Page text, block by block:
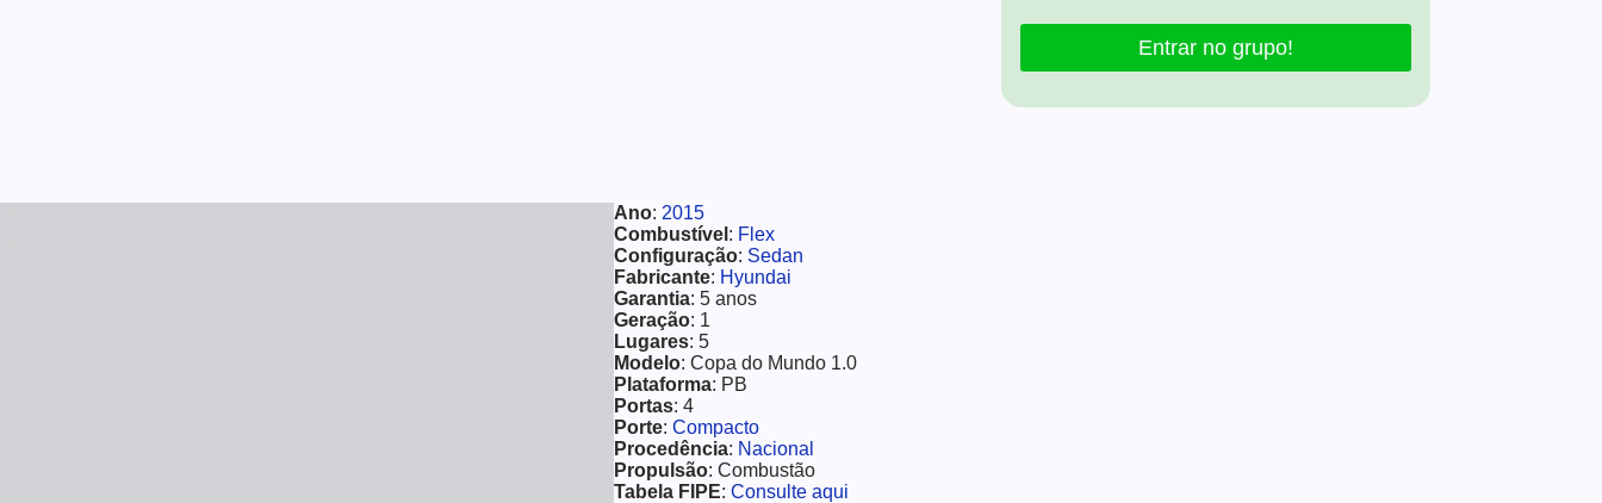
Ano: 2015
Combustível : Flex
Configuração: Sedan
Fabricante: Hyundai
Garantia: 5 anos
Geração: 1
Lugares: 5
Modelo: Copa do Mundo 1.0
Plataforma: PB
Portas: 4
Porte: Compacto
Procedência: Nacional
Propulsão: Combustão
Tabela FIPE: Consulte aqui
Entrar no grupo!